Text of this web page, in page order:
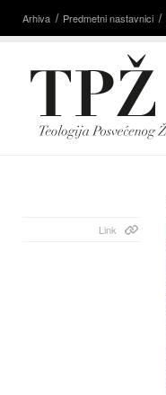
Arhiva Predmetni nastavnici
Link